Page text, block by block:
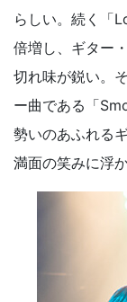
らしい。続く「
倍増し、ギター
切れ味が鋭い。
ー曲である「
勢いのあふれる
満面の笑みに浮